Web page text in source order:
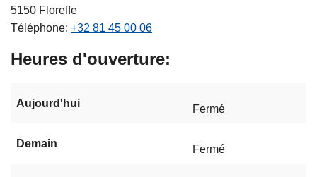
5150 Floreffe
Téléphone +32 81 45 00 06
Heures d'ouverture
Aujourd'hui Fermé
Demain Fermé